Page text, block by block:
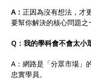
A：正因為沒有想法，才
要幫你解決的核心問題之
Q：我的學科會不會太小
A：網路是「分眾市場」
忠實學員。